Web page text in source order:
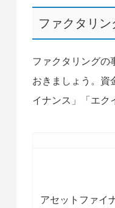
ファクタリン
ファクタリングの
おきましょう。資
イナンス」「エク
アセットファイ